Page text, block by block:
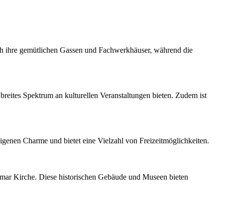
gemütlichen Gassen und Fachwerkhäuser, während die
Spektrum an kulturellen Veranstaltungen bieten. Zudem ist
Charme und bietet eine Vielzahl von Freizeitmöglichkeiten.
Kirche. Diese historischen Gebäude und Museen bieten